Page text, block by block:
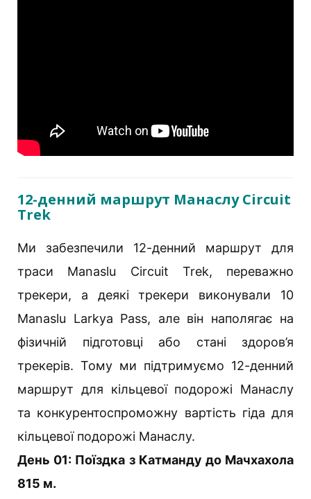
12-денний маршрут Манаслу Circuit
Trek
Ми забезпечили 12-денний маршрут для
траси Manaslu Circuit Trek, переважно
трекери, а деякі трекери виконували 10
Manaslu Larkya Pass, але він наполягає на
фізичній підготовці або стані здоров’я
трекерів. Тому ми підтримуємо 12-денний
маршрут для кільцевої подорожі Манаслу
та конкурентоспроможну вартість гіда для
кільцевої подорожі Манаслу.
День 01: Поїздка з Катманду до Мачхахола
815 м.